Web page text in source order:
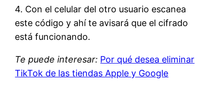
4. Con el celular del otro usuario escanea
este código y ahí te avisará que el cifrado
está funcionando.
Te puede interesar: Por qué desea eliminar
TikTok de las tiendas Apple y Google